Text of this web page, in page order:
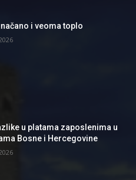
i veoma toplo
u platama zaposlenima u
Bosne i Hercegovine